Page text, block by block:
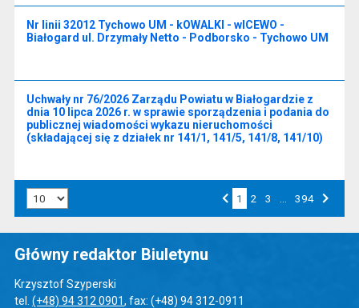
Nr linii 32012 Tychowo UM - kOWALKI - wICEWO -
Białogard ul. Drzymały Netto - Podborsko - Tychowo UM
Uchwały nr 76/2026 Zarządu Powiatu w Białogardzie z
dnia 10 lipca 2026 r. w sprawie sporządzenia i podania do
publicznej wiadomości wykazu nieruchomości
(składającej się z działek nr 141/1, 141/5, 141/8, 141/10)
1 2 3 394
Główny redaktor Biuletynu
Krzysztof Szyperski
tel. (+48) 94 312 0901, fax: (+48) 94 312-0911